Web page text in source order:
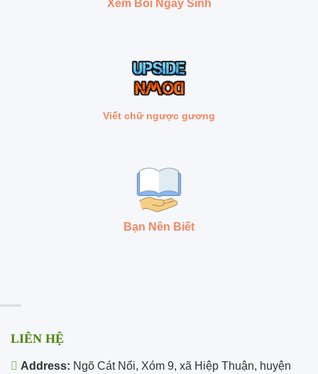
Xem Bói Ngày Sinh
Viết chữ ngược gương
Bạn Nên Biết
LIÊN HỆ
Address: Ngõ Cát Nổi, Xóm 9, xã Hiệp Thuận, huyện